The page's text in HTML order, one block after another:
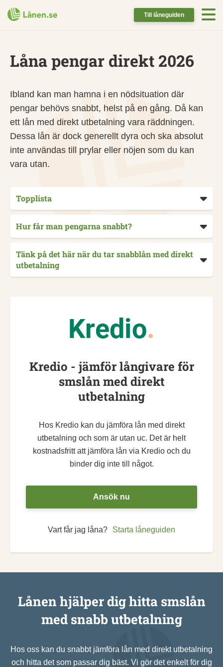
Till låneguiden
Låna pengar direkt 2026
Ibland kan man hamna i en nödsituation där
pengar behövs snabbt, helst på en gång. Då kan
ett lån med direkt utbetalning vara räddningen.
Dessa lån är dock generellt dyra och ska absolut
inte användas till prylar eller nöjen som du kan
vara utan.
Topplista
Hur får man pengarna snabbt?
Tänk på det här när du tar snabblån med direkt
utbetalning
Kredio - jämför långivare för
smslån med direkt
utbetalning
Hos Kredio kan du jämföra lån med direkt
utbetalning och som är utan uc. Det är helt
kostnadsfritt att jämföra lån via Kredio och du
binder dig inte till något.
Ansök nu
Vart får jag låna? Starta låneguiden
Lånen hjälper dig hitta smslån
med snabb utbetalning
Hos oss kan du snabbt jämföra lån med direkt utbetalning
och hitta det som passar dig bäst. Vi gör det enkelt för dig